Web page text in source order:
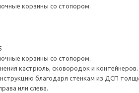
корзины со стопором.
корзины со стопором.
кастрюль, сковородок и контейнеров.
благодаря стенкам из ДСП
или слева.